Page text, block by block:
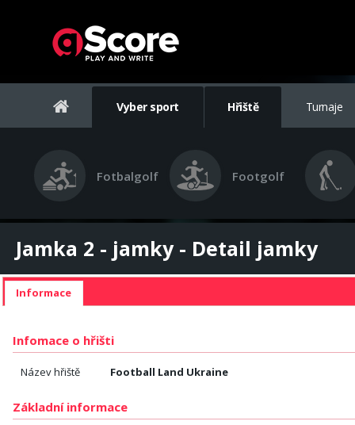
Vyber sport Hřiště Turnaje
Fotbalgolf Footgolf
Jamka 2 - jamky - Detail jamky
Informace
Infomace o hřišti
Název hřiště Football Land Ukraine
Základní informace